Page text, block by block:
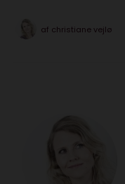
af christiane vejlø